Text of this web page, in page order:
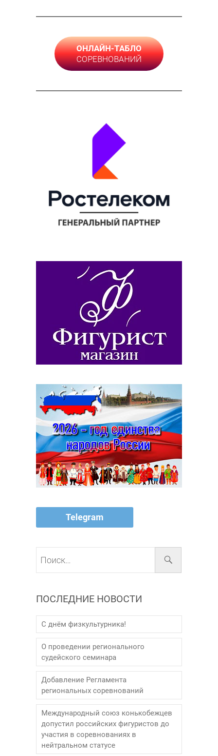
ОНЛАЙН-ТАБЛО
СОРЕВНОВАНИЙ
Telegram
ПОСЛЕДНИЕ НОВОСТИ
С днём физкультурника!
О проведении регионального
судейского семинара
Добавление Регламента
региональных соревнований
Международный союз конькобежцев
допустил российских фигуристов до
участия в соревнованиях в
нейтральном статусе